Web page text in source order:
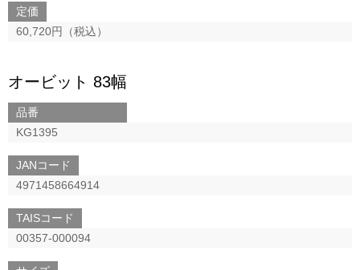
定価
60,720円（税込）
オービット 83幅
品番
KG1395
JANコード
4971458664914
TAISコード
00357-000094